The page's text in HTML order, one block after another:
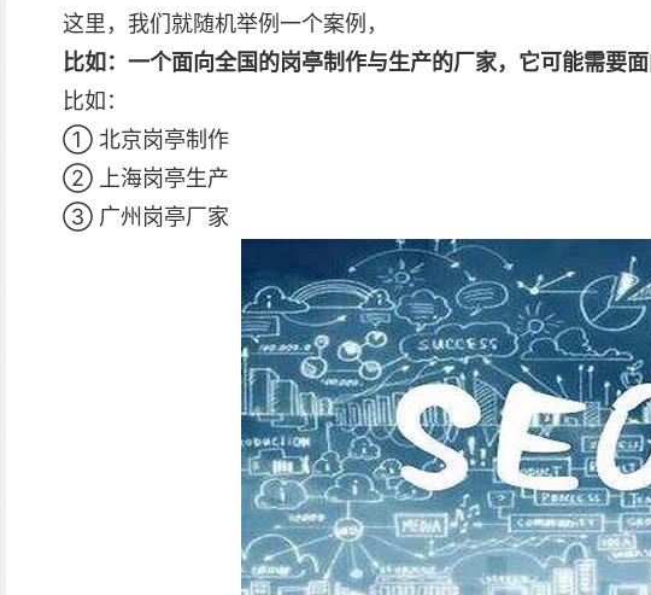
这里，我们就随机举例一个案例，
比如：一个面向全国的岗亭制作与生产的厂家，它可能需要
比如：
① 北京岗亭制作
② 上海岗亭生产
③ 广州岗亭厂家